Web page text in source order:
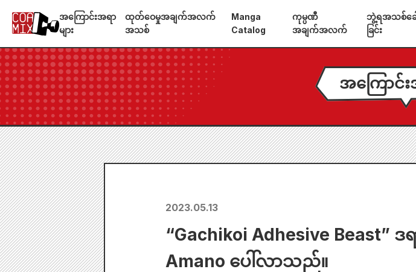
အကြောင်းအရာ
များ
ထုတ်ဝေမှုအချက်အလက်
အသစ်
Manga
Catalog
ကုမ္ပဏီ
အချက်အလက်
ဘွဲ့ရအသစ်ခ
ခြင်း
အကြောင်း
2023.05.13
“Gachikoi Adhesive Beast”
Amano ပေါ်လာသည်။